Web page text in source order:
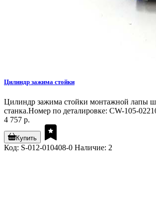
Цилиндр зажима стойки
Цилиндр зажима стойки монтажной лапы
станка.Номер по деталировке: CW-105-
4 757 р.
Купить
Код: S-012-010408-0 Наличие: 2